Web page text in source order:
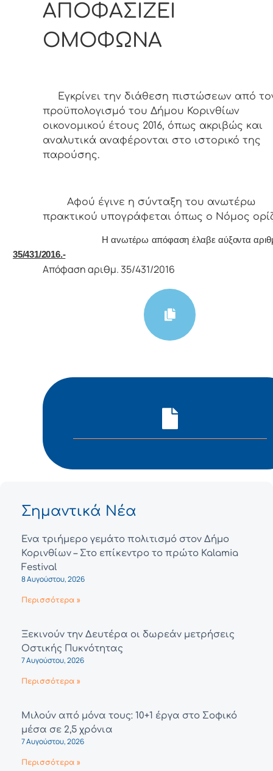
ΑΠΟΦΑΣΙΖΕΙ
ΟΜΟΦΩΝΑ
Εγκρίνει την διάθεση πιστώσεων από
προϋπολογισμό του Δήμου Κορινθίων
οικονομικού έτους 2016, όπως ακριβώς και
αναλυτικά αναφέρονται στο ιστορικό της
παρούσης.
Αφoύ έγιvε η σύvταξη τoυ αvωτέρω
πρακτικoύ υπoγράφεται όπως o Νόμoς
Η αvωτέρω απόφαση έλαβε αύξοντα
35/431/2016.-
Απόφαση αριθμ. 35/431/2016
Σημαντικά Νέα
Ένα τριήμερο γεμάτο πολιτισμό στον Δήμο
Κορινθίων – Στο επίκεντρο το πρώτο Kalamia
Festival
8 Αυγούστου, 2026
Περισσότερα »
Ξεκινούν την Δευτέρα οι δωρεάν μετρήσεις
Οστικής Πυκνότητας
7 Αυγούστου, 2026
Περισσότερα »
Μιλούν από μόνα τους: 10+1 έργα στο Σοφικό
μέσα σε 2,5 χρόνια
7 Αυγούστου, 2026
Περισσότερα »